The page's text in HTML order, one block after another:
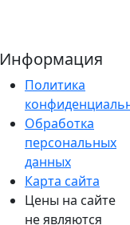
Информация
Политика
Обработка
персональных
данных
Карта сайта
Цены на сайте
не являются